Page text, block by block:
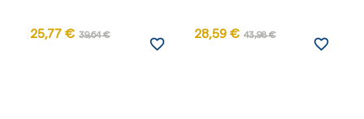
25,77 € 39,64 €
favorite_border
28,59 € 43,98 €
favorite_border